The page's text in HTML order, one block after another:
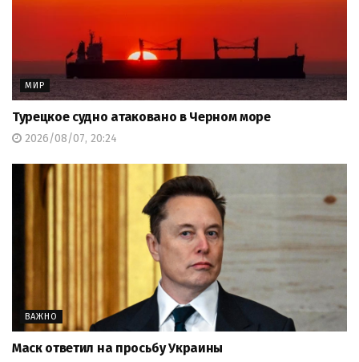
МИР
Турецкое судно атаковано в Черном море
2026/08/07, 20:24
ВАЖНО
Маск ответил на просьбу Украины